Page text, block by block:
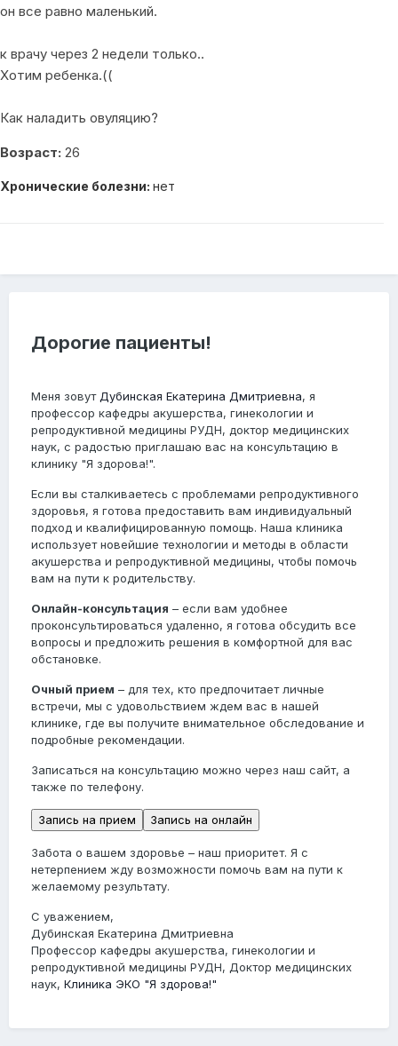
он все равно маленький.
к врачу через 2 недели только..
Хотим ребенка.((
Как наладить овуляцию?
Возраст: 26
Хронические болезни: нет
Дорогие пациенты!
Меня зовут Дубинская Екатерина Дмитриевна, я
профессор кафедры акушерства, гинекологии и
репродуктивной медицины РУДН, доктор медицинских
наук, с радостью приглашаю вас на консультацию в
клинику "Я здорова!".
Если вы сталкиваетесь с проблемами репродуктивного
здоровья, я готова предоставить вам индивидуальный
подход и квалифицированную помощь. Наша клиника
использует новейшие технологии и методы в области
акушерства и репродуктивной медицины, чтобы помочь
вам на пути к родительству.
Онлайн-консультация – если вам удобнее
проконсультироваться удаленно, я готова обсудить все
вопросы и предложить решения в комфортной для вас
обстановке.
Очный прием – для тех, кто предпочитает личные
встречи, мы с удовольствием ждем вас в нашей
клинике, где вы получите внимательное обследование и
подробные рекомендации.
Записаться на консультацию можно через наш сайт, а
также по телефону.
Запись на прием Запись на онлайн
Забота о вашем здоровье – наш приоритет. Я с
нетерпением жду возможности помочь вам на пути к
желаемому результату.
С уважением,
Дубинская Екатерина Дмитриевна
Профессор кафедры акушерства, гинекологии и
репродуктивной медицины РУДН, Доктор медицинских
наук, Клиника ЭКО "Я здорова!"